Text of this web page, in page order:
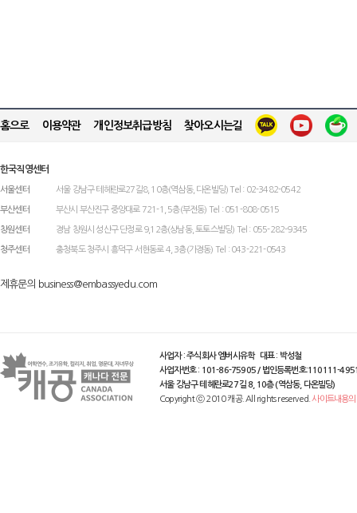
홈으로 이용약관 개인정보취급방침 찾아오시는길
한국직영센터
서울센터 서울 강남구 테헤란로27길8, 10층(역삼동, 다온빌딩) Tel : 02-3482-0542
부산센터 부산시 부산진구 중앙대로 721-1, 5층(부전동) Tel : 051-808-0515
창원센터 경남 창원시 성산구 단정로 9,12층(상남동, 토토스빌딩) Tel : 055-282-9345
청주센터 충청북도 청주시 흥덕구 서현동로 4, 3층(가경동) Tel : 043-221-0543
제휴문의 business@embassyedu.com
사업자 : 주식회사 엠버시유학 대표 : 박성철
사업자번호 : 101-86-75905 / 법인등록번호:110111-
서울 강남구 테헤란로27길 8, 10층 (역삼동, 다온빌딩)
Copyright ⓒ 2010 캐공. All rights reserved.사이트내용